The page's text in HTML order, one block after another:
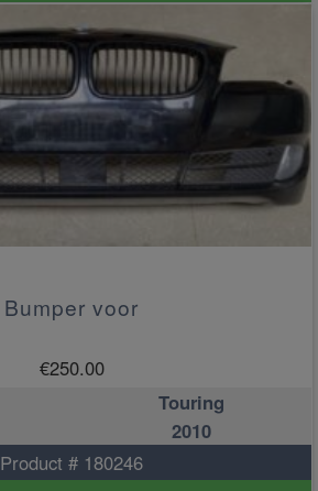
Bumper voor
€250.00
Touring
2010
Product # 180246